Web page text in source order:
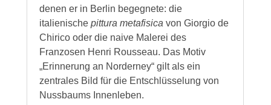
denen er in Berlin begegnete: die
italienische pittura metafisica von Giorgio de
Chirico oder die naive Malerei des
Franzosen Henri Rousseau. Das Motiv
„Erinnerung an Norderney“ gilt als ein
zentrales Bild für die Entschlüsselung von
Nussbaums Innenleben.